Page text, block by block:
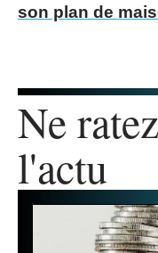
son plan de
Ne
l'actu